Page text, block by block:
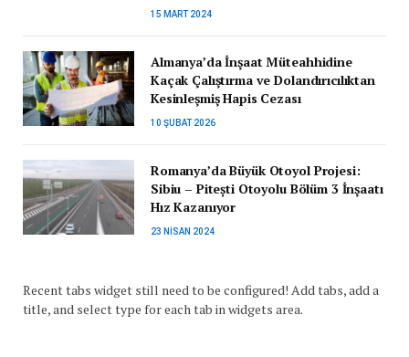
15 MART 2024
Almanya’da İnşaat Müteahhidine
Kaçak Çalıştırma ve Dolandırıcılıktan
Kesinleşmiş Hapis Cezası
10 ŞUBAT 2026
Romanya’da Büyük Otoyol Projesi:
Sibiu – Pitești Otoyolu Bölüm 3 İnşaatı
Hız Kazanıyor
23 NISAN 2024
Recent tabs widget still need to be configured! Add tabs, add a
title, and select type for each tab in widgets area.